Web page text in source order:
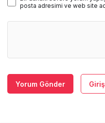
posta adresimi ve web site
Yorum Gönder